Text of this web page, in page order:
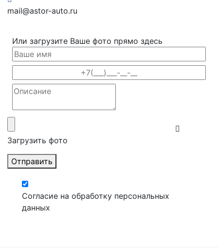
mail@astor-auto.ru
Или загрузите Ваше фото прямо здесь
Загрузить фото
Отправить
Согласие на обработку персональных
данных